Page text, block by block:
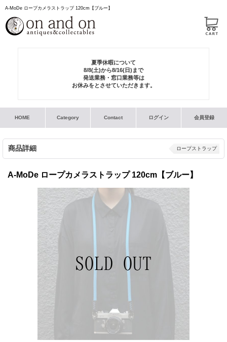
A-MoDe ロープカメラストラップ 120cm【ブルー】
夏季休暇について
8/8(土)から8/16(日)まで
発送業務・窓口業務等は
お休みをとさせていただきます。
HOME Category Contact ログイン 会員登録
商品詳細 ロープストラップ
A-MoDe ロープカメラストラップ 120cm【ブルー】